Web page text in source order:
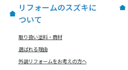
リフォームのスズキに
ついて
取り扱い塗料・商材
選ばれる理由
外装リフォームをお考えの方へ